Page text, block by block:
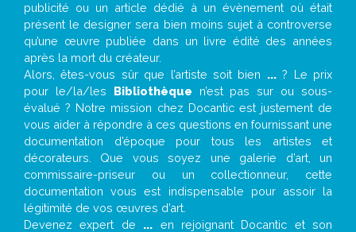
publicité ou un article dédié à un évènement où était
présent le designer sera bien moins sujet à controverse
qu’une œuvre publiée dans un livre édité des années
après la mort du créateur.
Alors, êtes-vous sûr que l’artiste soit bien ...? Le prix
pour le/la/les Bibliothèque n’est pas sur ou sous-
évalué ? Notre mission chez Docantic est justement de
vous aider à répondre à ces questions en fournissant une
documentation d’époque pour tous les artistes et
décorateurs. Que vous soyez une galerie d’art, un
commissaire-priseur ou un collectionneur, cette
documentation vous est indispensable pour assoir la
légitimité de vos œuvres d’art.
Devenez expert de ... en rejoignant Docantic et son